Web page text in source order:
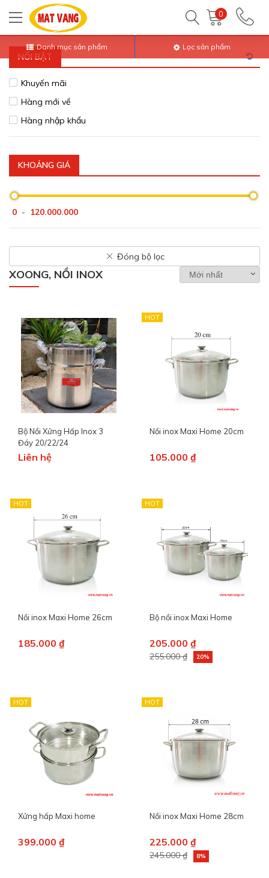
0
Trang chủ Tất Cả Sản Phẩm Dụng Cụ Nhà Bếp Xoong, nồi Inox
NỔI BẬT
Khuyến mãi
Hàng mới về
Hàng nhập khẩu
KHOẢNG GIÁ
0 - 120.000.000
Đóng bộ lọc
Danh mục sản phẩm Lọc sản phẩm
XOONG, NỒI INOX
Bộ Nồi Xửng Hấp Inox 3
Đáy 20/22/24
Liên hệ
HOT
Nồi inox Maxi Home 20cm
105.000 ₫
HOT
Nồi inox Maxi Home 26cm
185.000 ₫
HOT
Bộ nồi inox Maxi Home
205.000 ₫
255.000 ₫ 20%
HOT
Xửng hấp Maxi home
399.000 ₫
HOT
Nồi inox Maxi Home 28cm
225.000 ₫
245.000 ₫ 8%